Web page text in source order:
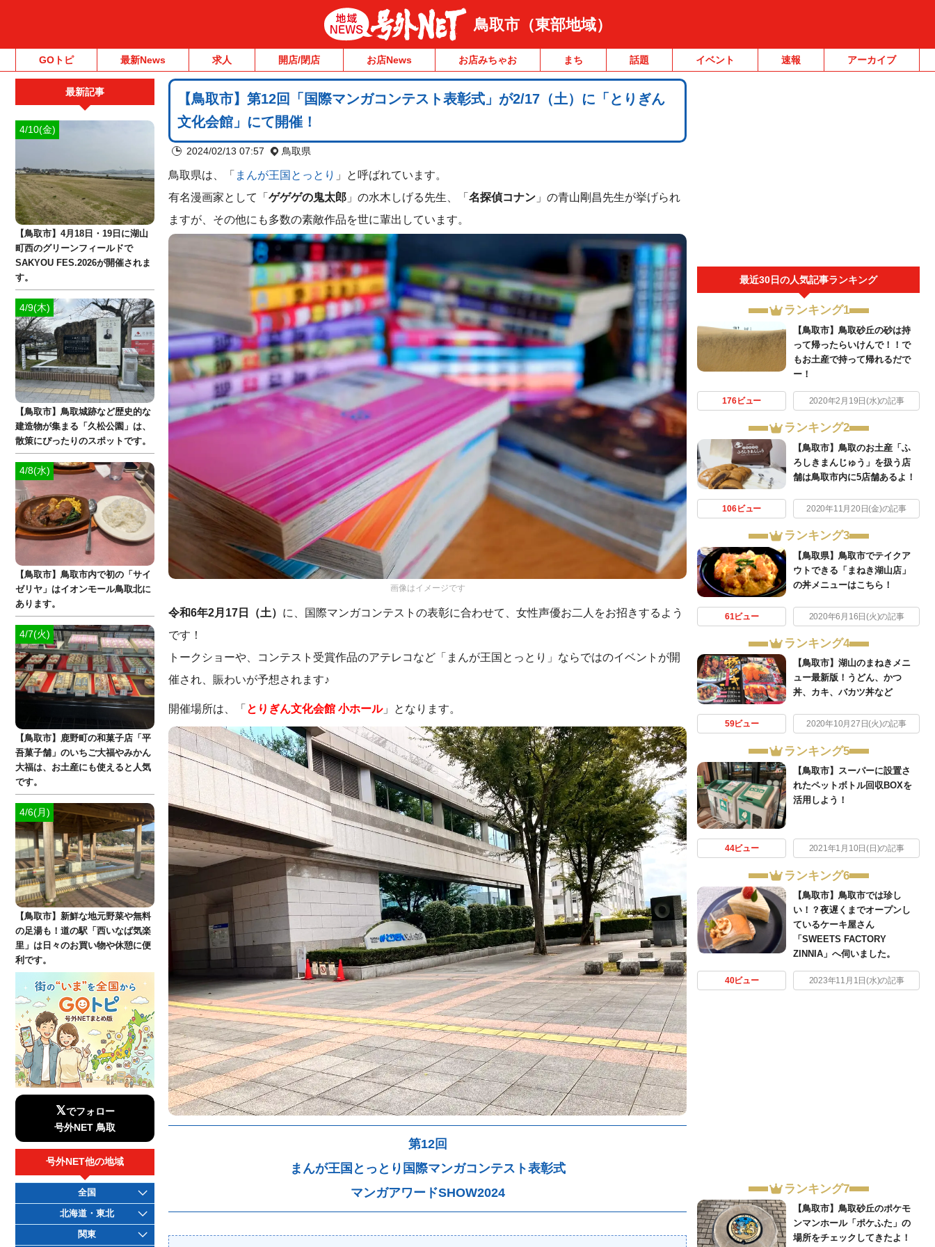
鳥取市（東部地域）
GOトピ 最新News 求人 開店/閉店 お店News お店みちゃお まち 話題 イベント 速報 アーカイブ
【鳥取市】第12回「国際マンガコンテスト表彰式」が2/17（土）に「とりぎん
文化会館」にて開催！
2024/02/13 07:57 鳥取県
鳥取県は、「 まんが王国とっとり 」と呼ばれています。
有名漫画家として「ゲゲゲの鬼太郎 」の水木しげる先生、「名探偵コナン 」の青山剛昌先生が挙げられ
ますが、その他にも多数の素敵作品を世に輩出しています。
画像はイメージです
令和6年2月17日（土） に、国際マンガコンテストの表彰に合わせて、女性声優お二人をお招きするよう
です！
トークショーや、コンテスト受賞作品のアテレコなど「まんが王国とっとり」ならではのイベントが開
催され、賑わいが予想されます♪
開催場所は、「 とりぎん文化会館 小ホール」となります。
第12回
まんが王国とっとり国際マンガコンテスト表彰式
マンガアワードSHOW2024
最近30日の人気記事ランキング
ランキング1
【鳥取市】鳥取砂丘の砂は持
って帰ったらいけんで！！で
もお土産で持って帰れるだで
ー！
176ビュー 2020年2月19日(水)の記事
ランキング2
【鳥取市】鳥取のお土産「ふ
ろしきまんじゅう」を扱う店
舗は鳥取市内に5店舗あるよ！
106ビュー 2020年11月20日(金)の記事
ランキング3
【鳥取県】鳥取市でテイクア
ウトできる「まねき湖山店」
の丼メニューはこちら！
61ビュー 2020年6月16日(火)の記事
ランキング4
【鳥取市】湖山のまねきメニ
ュー最新版！うどん、かつ
丼、カキ、バカツ丼など
59ビュー 2020年10月27日(火)の記事
ランキング5
【鳥取市】スーパーに設置さ
れたペットボトル回収BOXを
活用しよう！
44ビュー 2021年1月10日(日)の記事
ランキング6
【鳥取市】鳥取市では珍し
い！？夜遅くまでオープンし
ているケーキ屋さん
「SWEETS FACTORY
ZINNIA」へ伺いました。
40ビュー 2023年11月1日(水)の記事
ランキング7
【鳥取市】鳥取砂丘のポケモ
ンマンホール「ポケふた」の
場所をチェックしてきたよ！
最新記事
4/10(金)
【鳥取市】4月18日・19日に湖山
町西のグリーンフィールドで
SAKYOU FES.2026が開催されま
す。
4/9(木)
【鳥取市】鳥取城跡など歴史的な
建造物が集まる「久松公園」は、
散策にぴったりのスポットです。
4/8(水)
【鳥取市】鳥取市内で初の「サイ
ゼリヤ」はイオンモール鳥取北に
あります。
4/7(火)
【鳥取市】鹿野町の和菓子店「平
吾菓子舗」のいちご大福やみかん
大福は、お土産にも使えると人気
です。
4/6(月)
【鳥取市】新鮮な地元野菜や無料
の足湯も！道の駅「西いなば気楽
里」は日々のお買い物や休憩に便
利です。
𝕏でフォロー
号外NET 鳥取
号外NET他の地域
全国
北海道・東北
関東